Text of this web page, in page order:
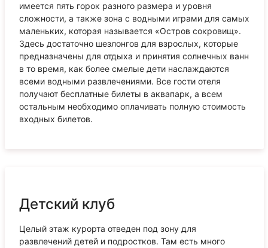
имеется пять горок разного размера и уровня
сложности, а также зона с водными играми для самых
маленьких, которая называется «Остров сокровищ».
Здесь достаточно шезлонгов для взрослых, которые
предназначены для отдыха и принятия солнечных ванн
в то время, как более смелые дети наслаждаются
всеми водными развлечениями. Все гости отеля
получают бесплатные билеты в аквапарк, а всем
остальным необходимо оплачивать полную стоимость
входных билетов.
Детский клуб
Целый этаж курорта отведен под зону для
развлечений детей и подростков. Там есть много